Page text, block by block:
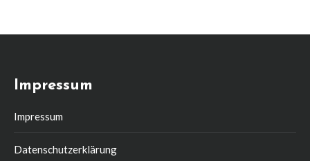
Impressum
Impressum
Datenschutzerklärung